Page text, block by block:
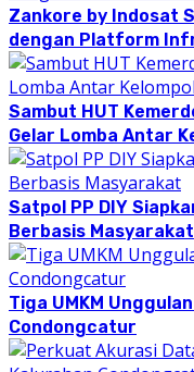
Zankore by Indosat
dengan Platform
Sambut HUT
Gelar Lomba Antar
Satpol PP DIY
Berbasis Masyarakat
Tiga UMKM
Condongcatur